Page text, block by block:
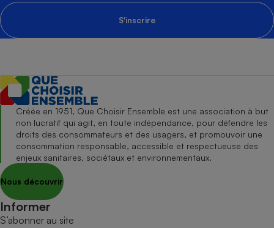
S'inscrire
Créée en 1951, Que Choisir Ensemble est une association à but
non lucratif qui agit, en toute indépendance, pour défendre les
droits des consommateurs et des usagers, et promouvoir une
consommation responsable, accessible et respectueuse des
enjeux sanitaires, sociétaux et environnementaux.
Nous découvrir
Informer
S’abonner au site